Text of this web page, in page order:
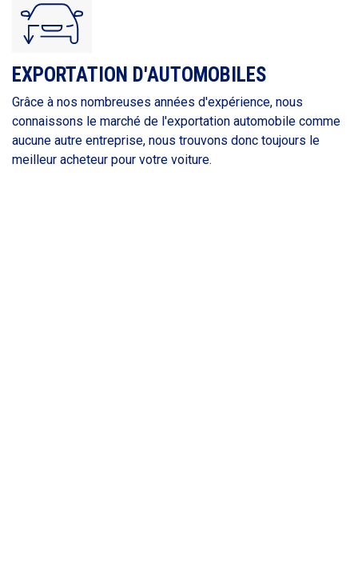
EXPORTATION D'AUTOMOBILES
Grâce à nos nombreuses années d'expérience, nous
connaissons le marché de l'exportation automobile comme
aucune autre entreprise, nous trouvons donc toujours le
meilleur acheteur pour votre voiture.